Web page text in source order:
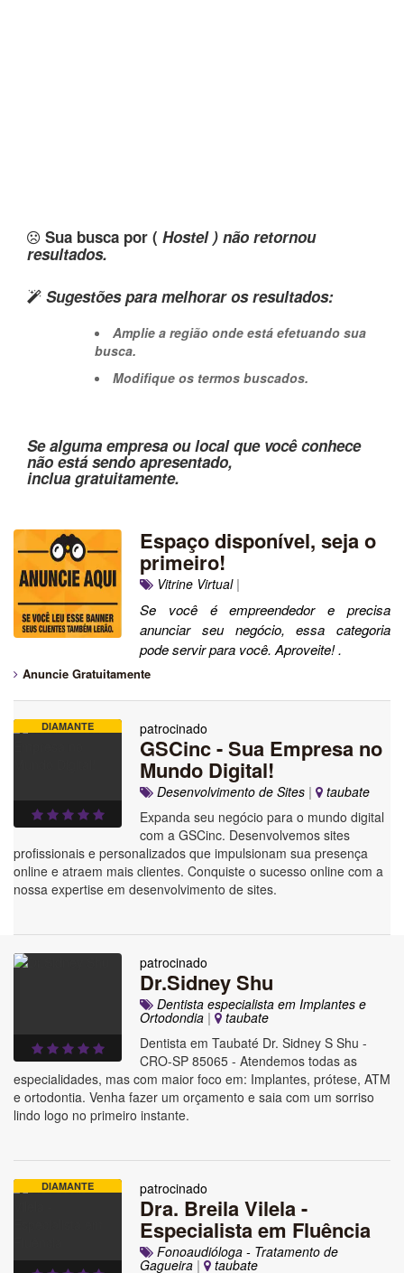
Sua busca por ( Hostel ) não retornou
resultados.
Sugestões para melhorar os resultados:
Amplie a região onde está efetuando sua
busca.
Modifique os termos buscados.
Se alguma empresa ou local que você conhece
não está sendo apresentado,
inclua gratuitamente.
Espaço disponível, seja o
primeiro!
Vitrine Virtual|
Se você é empreendedor e precisa
anunciar seu negócio, essa categoria
pode servir para você. Aproveite! .
Anuncie Gratuitamente
DIAMANTE patrocinado
GSCinc - Sua Empresa no
Mundo Digital!
Desenvolvimento de Sites |
taubate
Expanda seu negócio para o mundo digital
com a GSCinc. Desenvolvemos sites
profissionais e personalizados que impulsionam sua presença
online e atraem mais clientes. Conquiste o sucesso online com a
nossa expertise em desenvolvimento de sites.
patrocinado
Dr.Sidney Shu
Dentista especialista em Implantes e
Ortodondia |
taubate
Dentista em Taubaté Dr. Sidney S Shu -
CRO-SP 85065 - Atendemos todas as
especialidades, mas com maior foco em: Implantes, prótese, ATM
e ortodontia. Venha fazer um orçamento e saia com um sorriso
lindo logo no primeiro instante.
DIAMANTE patrocinado
Dra. Breila Vilela -
Especialista em Fluência
Fonoaudióloga - Tratamento de
Gagueira | taubate